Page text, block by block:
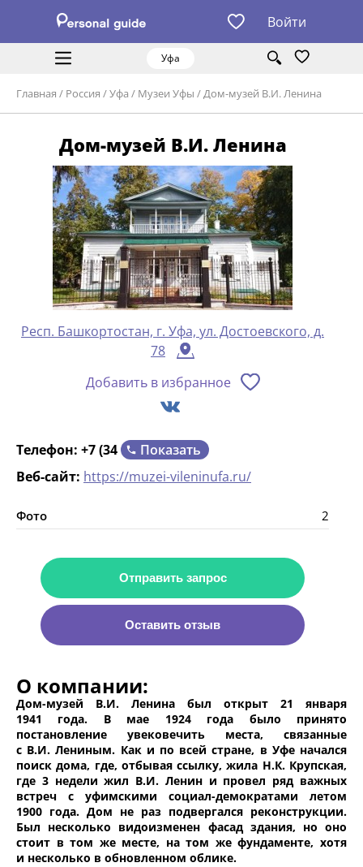
Войти
Уфа
Главная / Россия /Уфа / Музеи Уфы /Дом-музей В.И. Ленина
Дом-музей В.И. Ленина
Респ. Башкортостан, г. Уфа, ул. Достоевского, д.
78
Добавить в избранное
Телефон: +7 (34
Показать
Веб-сайт: https://muzei-vileninufa.ru/
Фото 2
Отправить запрос
Оставить отзыв
О компании:
Дом-музей В.И. Ленина был открыт 21 января
1941 года. В мае 1924 года было принято
постановление увековечить места, связанные
с В.И. Лениным. Как и по всей стране, в Уфе начался
поиск дома, где, отбывая ссылку, жила Н.К. Крупская,
где 3 недели жил В.И. Ленин и провел ряд важных
встреч с уфимскими социал-демократами летом
1900 года. Дом не раз подвергался реконструкции.
Был несколько видоизменен фасад здания, но оно
стоит в том же месте, на том же фундаменте, хотя
и несколько в обновленном облике.